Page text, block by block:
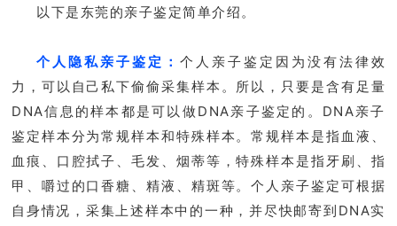
以下是东莞的亲子鉴定简单介绍。
个人隐私亲子鉴定： 个人亲子鉴定因为没有法律效
力，可以自己私下偷偷采集样本。所以，只要是含有足量
DNA信息的样本都是可以做DNA亲子鉴定的。DNA亲子
鉴定样本分为常规样本和特殊样本。常规样本是指血液、
血痕、口腔拭子、毛发、烟蒂等，特殊样本是指牙刷、指
甲、嚼过的口香糖、精液、精斑等。个人亲子鉴定可根据
自身情况，采集上述样本中的一种，并尽快邮寄到DNA实